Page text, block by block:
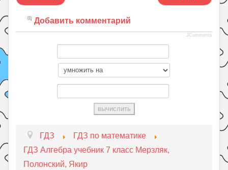
Добавить комментарий
JComments
ГДЗ
ГДЗ по математике
ГДЗ Алгебра учебник 7 класс Мерзляк,
Полонский, Якир